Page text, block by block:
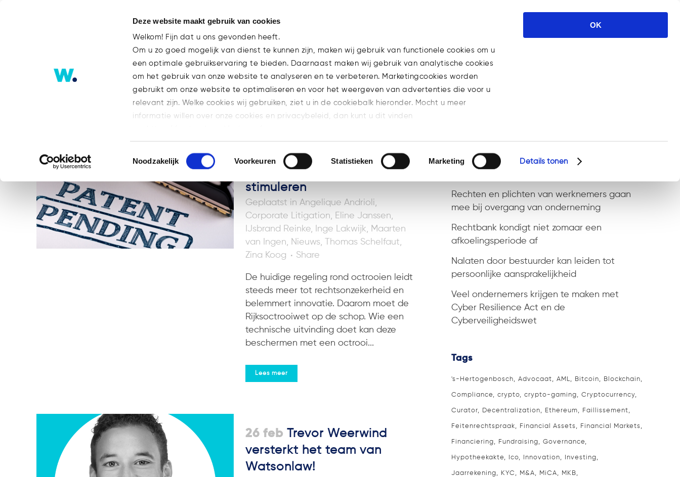
Deze website maakt gebruik van cookies
Welkom! Fijn dat u ons gevonden heeft.
Om u zo goed mogelijk van dienst te kunnen zijn, maken wij gebruik van functionele cookies om u
een optimale gebruikservaring te bieden. Daarnaast maken wij gebruik van analytische cookies
om het gebruik van onze website te analyseren en te verbeteren. Marketingcookies worden
gebruikt om onze website te optimaliseren en voor het weergeven van advertenties die voor u
relevant zijn. Welke cookies wij gebruiken, ziet u in de cookiebalk hieronder. Mocht u meer
informatie willen over onze cookies en privacybeleid, dan kunt u dit vinden
Geef a.u.b. hieronder aan welke cookies u accepteert.
Toestemmingsselectie
Noodzakelijk Voorkeuren Statistieken Marketing Details tonen
OK
Contact
Nieuws
10 mrt Gewijzigde
investeringszekerheid en
concurrentiekracht
stimuleren
in Angelique Andrioli,
Corporate Litigation, Eline Janssen,
IJsbrand Reinke, Inge Lakwijk, Maarten
van Ingen, Nieuws, Thomas Schelfaut,
Zina Koog
Share
De huidige regeling rond octrooien leidt
steeds meer tot rechtsonzekerheid en
belemmert innovatie. Daarom moet de
Rijksoctrooiwet op de schop. Wie een
technische uitvinding doet kan deze
beschermen met een octrooi...
Lees meer
26 feb Trevor Weerwind
versterkt het team van
Watsonlaw!
Steeds meer bedrijven aansprakelijk voor
Rechten en plichten van werknemers gaan
mee bij overgang van onderneming
Rechtbank kondigt niet zomaar een
afkoelingsperiode af
Nalaten door bestuurder kan leiden tot
persoonlijke aansprakelijkheid
Veel ondernemers krijgen te maken met
Cyber Resilience Act en de
Cyberveiligheidswet
Tags
's-Hertogenbosch Advocaat AML Bitcoin Blockchain
Compliance crypto crypto-gaming Cryptocurrency
Curator Decentralization Ethereum Faillissement
Feitenrechtspraak Financial Assets Financial Markets
Financiering Fundraising Governance
Hypotheekakte Ico Innovation Investing
Jaarrekening KYC M&A MiCA MKB